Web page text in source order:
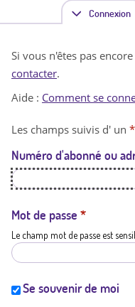
Connexion(
n
t
a
t
i
Si vous n'êtes pas
contacter.
Aide : Comment se
Les champs suivis d' un *
Numéro d'abonné ou
Mot de passe *
Le champ mot de passe est
Se souvenir de moi